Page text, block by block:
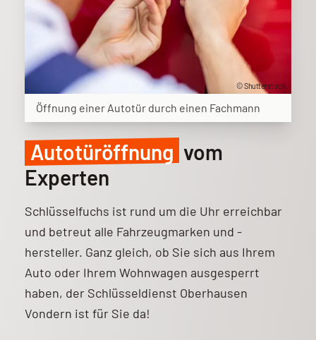
© Shutterstock
Öffnung einer Autotür durch einen Fachmann
Autotüröffnung vom
Experten
Schlüsselfuchs ist rund um die Uhr erreichbar
und betreut alle Fahrzeugmarken und -
hersteller. Ganz gleich, ob Sie sich aus Ihrem
Auto oder Ihrem Wohnwagen ausgesperrt
haben, der Schlüsseldienst Oberhausen
Vondern ist für Sie da!